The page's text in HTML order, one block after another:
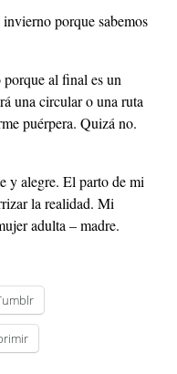
porque sabemos
al final es un
una circular o una ruta
puérpera. Quizá no.
y alegre. El parto de mi
la realidad. Mi
adulta – madre.